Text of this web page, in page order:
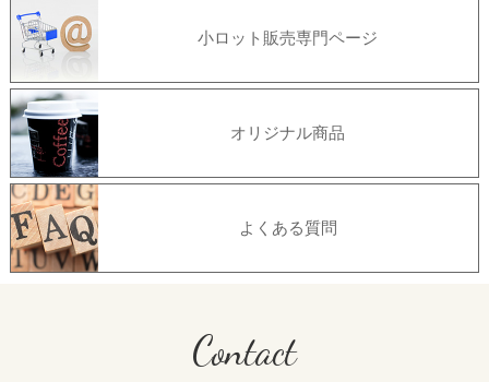
小ロット販売専門ページ
オリジナル商品
よくある質問
Contact